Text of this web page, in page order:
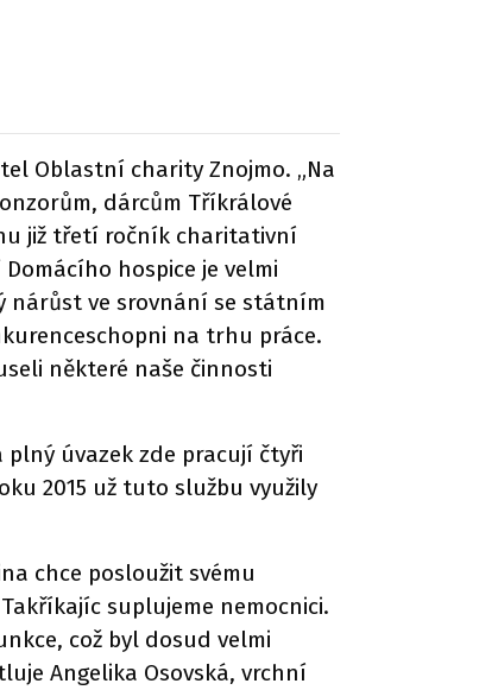
Oblastní charity Znojmo. „Na
dárcům Tříkrálové
již třetí ročník charitativní
hospice je velmi
nárůst ve srovnání se státním
na trhu práce.
některé naše činnosti
úvazek zde pracují čtyři
2015 už tuto službu využily
chce posloužit svému
suplujeme nemocnici.
což byl dosud velmi
Angelika Osovská, vrchní